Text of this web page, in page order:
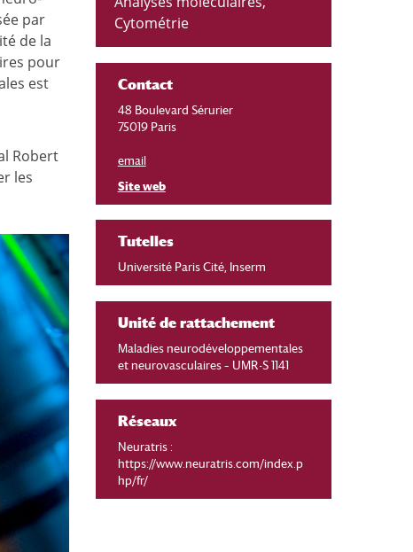
par
de la
pour
est
Robert
les
Cytométrie
Contact
48 Boulevard Sérurier
75019 Paris
email
Site web
Tutelles
Université Paris Cité, Inserm
Unité de rattachement
Maladies neurodéveloppementales
et neurovasculaires – UMR-S 1141
Réseaux
Neuratris :
https://www.neuratris.com/index.p
hp/fr/